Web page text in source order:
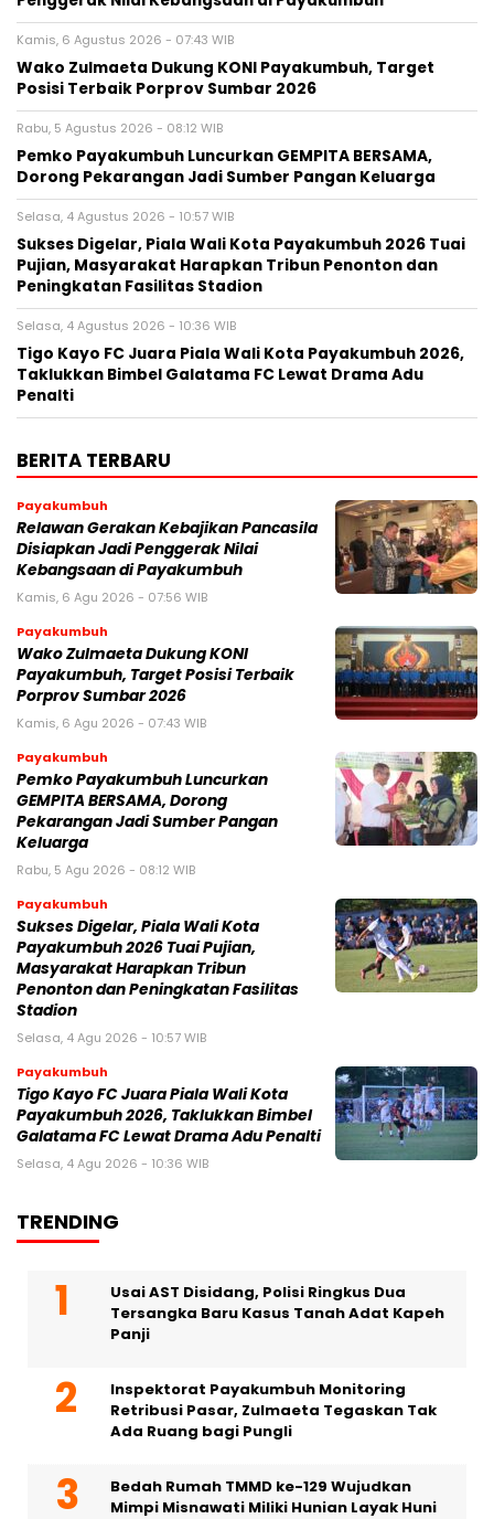
Kamis, 6 Agustus 2026 - 07:43 WIB
Wako Zulmaeta Dukung KONI Payakumbuh, Target
Posisi Terbaik Porprov Sumbar 2026
Rabu, 5 Agustus 2026 - 08:12 WIB
Pemko Payakumbuh Luncurkan GEMPITA BERSAMA,
Dorong Pekarangan Jadi Sumber Pangan Keluarga
Selasa, 4 Agustus 2026 - 10:57 WIB
Sukses Digelar, Piala Wali Kota Payakumbuh 2026 Tuai
Pujian, Masyarakat Harapkan Tribun Penonton dan
Peningkatan Fasilitas Stadion
Selasa, 4 Agustus 2026 - 10:36 WIB
Tigo Kayo FC Juara Piala Wali Kota Payakumbuh 2026,
Taklukkan Bimbel Galatama FC Lewat Drama Adu
Penalti
BERITA TERBARU
Payakumbuh
Relawan Gerakan Kebajikan Pancasila
Disiapkan Jadi Penggerak Nilai
Kebangsaan di Payakumbuh
Kamis, 6 Agu 2026 - 07:56 WIB
Payakumbuh
Wako Zulmaeta Dukung KONI
Payakumbuh, Target Posisi Terbaik
Porprov Sumbar 2026
Kamis, 6 Agu 2026 - 07:43 WIB
Payakumbuh
Pemko Payakumbuh Luncurkan
GEMPITA BERSAMA, Dorong
Pekarangan Jadi Sumber Pangan
Keluarga
Rabu, 5 Agu 2026 - 08:12 WIB
Payakumbuh
Sukses Digelar, Piala Wali Kota
Payakumbuh 2026 Tuai Pujian,
Masyarakat Harapkan Tribun
Penonton dan Peningkatan Fasilitas
Stadion
Selasa, 4 Agu 2026 - 10:57 WIB
Payakumbuh
Tigo Kayo FC Juara Piala Wali Kota
Payakumbuh 2026, Taklukkan Bimbel
Galatama FC Lewat Drama Adu Penalti
Selasa, 4 Agu 2026 - 10:36 WIB
TRENDING
Usai AST Disidang, Polisi Ringkus Dua
Tersangka Baru Kasus Tanah Adat Kapeh
Panji
Inspektorat Payakumbuh Monitoring
Retribusi Pasar, Zulmaeta Tegaskan Tak
Ada Ruang bagi Pungli
Bedah Rumah TMMD ke-129 Wujudkan
Mimpi Misnawati Miliki Hunian Layak Huni